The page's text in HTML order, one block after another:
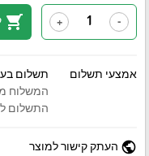
-
+
shopping_cart
אמצעי תשלום
תשלום
המשלוח
התשלום
public העתק קישור למוצר